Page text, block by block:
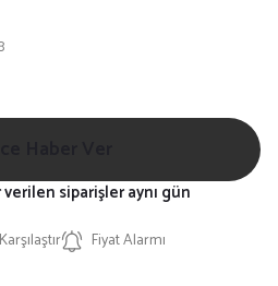
Karşılaştır
Fiyat Alarmı
siparişler aynı gün